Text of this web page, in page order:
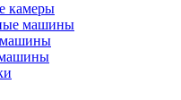
камеры
машины
машины